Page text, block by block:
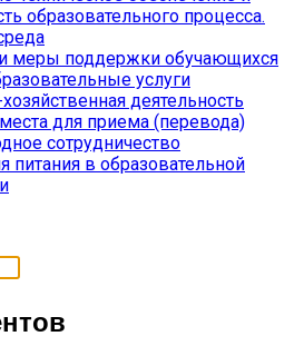
образовательного процесса.
меры поддержки обучающихся
услуги
деятельность
для приема (перевода)
сотрудничество
питания в образовательной